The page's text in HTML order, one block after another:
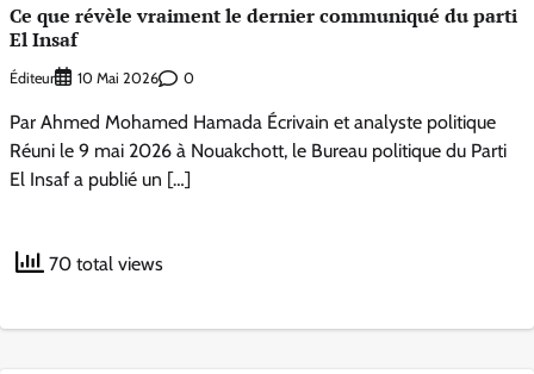
Ce que révèle vraiment le dernier communiqué du parti
El Insaf
Éditeur 10 Mai 2026 0
Par Ahmed Mohamed Hamada Écrivain et analyste politique
Réuni le 9 mai 2026 à Nouakchott, le Bureau politique du Parti
El Insaf a publié un […]
70 total views